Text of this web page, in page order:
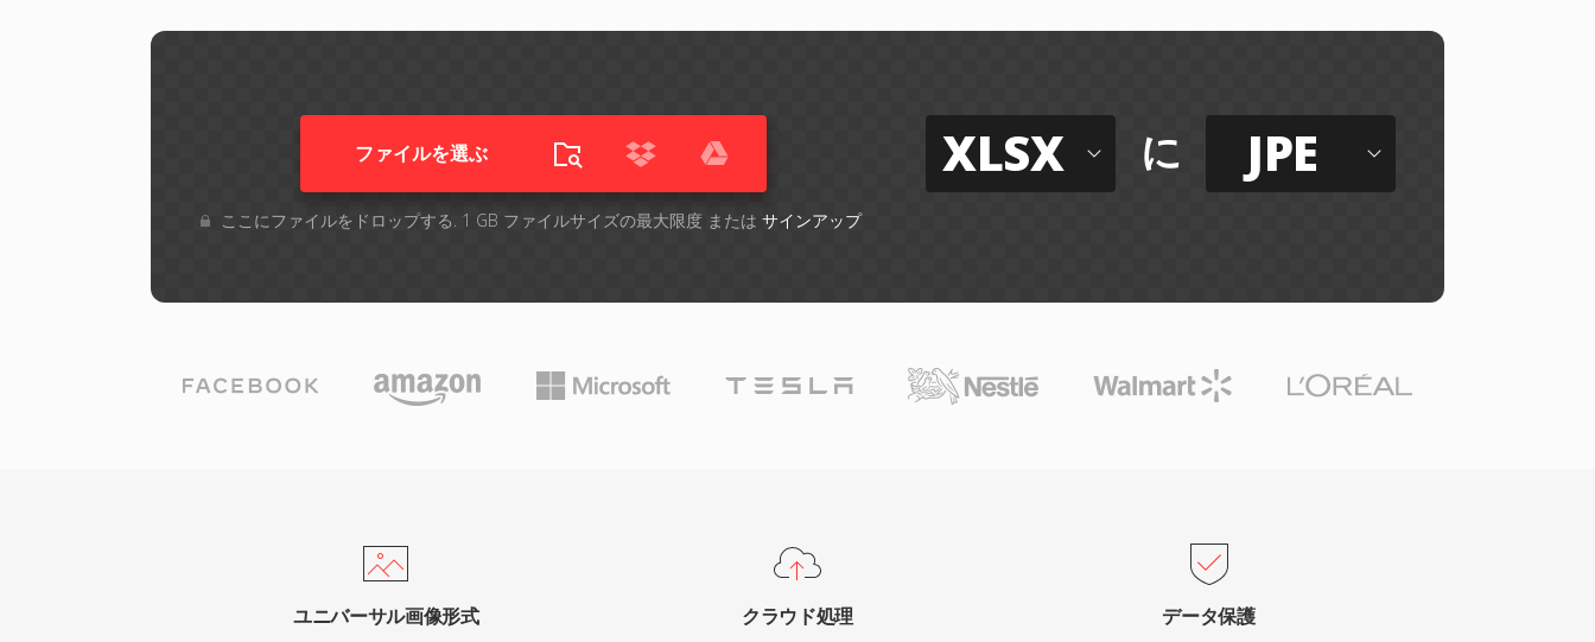
ファイルを選ぶ
ここにファイルをドロップする. 1 GB ファイルサイズの最大限度 または サインアップ
XLSX に JPE
ユニバーサル画像形式 クラウド処理 データ保護